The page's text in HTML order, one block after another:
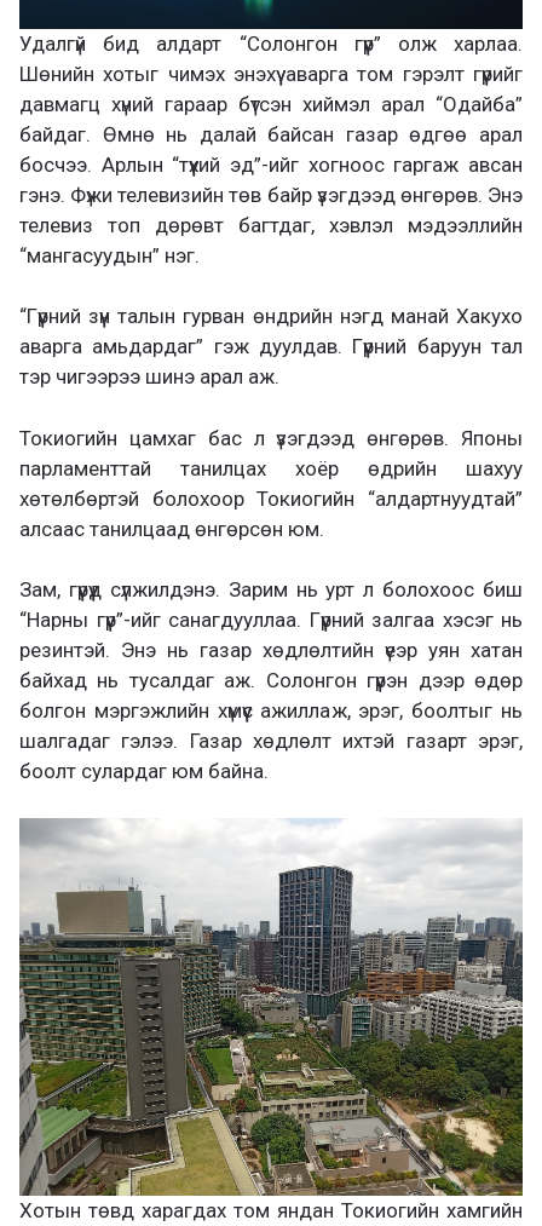
Удалгүй бид алдарт “Солонгон гүүр” олж харлаа.
Шөнийн хотыг чимэх энэхүү аварга том гэрэлт гүүрийг
давмагц хүний гараар бүтсэн хиймэл арал “Одайба”
байдаг. Өмнө нь далай байсан газар өдгөө арал
босчээ. Арлын “түүхий эд”-ийг хогноос гаргаж авсан
гэнэ. Фүжи телевизийн төв байр үзэгдээд өнгөрөв. Энэ
телевиз топ дөрөвт багтдаг, хэвлэл мэдээллийн
“мангасуудын” нэг.
“Гүүрний зүүн талын гурван өндрийн нэгд манай Хакухо
аварга амьдардаг” гэж дуулдав. Гүүрний баруун тал
тэр чигээрээ шинэ арал аж.
Токиогийн цамхаг бас л үзэгдээд өнгөрөв. Японы
парламенттай танилцах хоёр өдрийн шахуу
хөтөлбөртэй болохоор Токиогийн “алдартнуудтай”
алсаас танилцаад өнгөрсөн юм.
Зам, гүүрүүд сүлжилдэнэ. Зарим нь урт л болохоос биш
“Нарны гүүр”-ийг санагдууллаа. Гүүрний залгаа хэсэг нь
резинтэй. Энэ нь газар хөдлөлтийн үеэр уян хатан
байхад нь тусалдаг аж. Солонгон гүүрэн дээр өдөр
болгон мэргэжлийн хүмүүс ажиллаж, эрэг, боолтыг нь
шалгадаг гэлээ. Газар хөдлөлт ихтэй газарт эрэг,
боолт сулардаг юм байна.
Хотын төвд харагдах том яндан Токиогийн хамгийн